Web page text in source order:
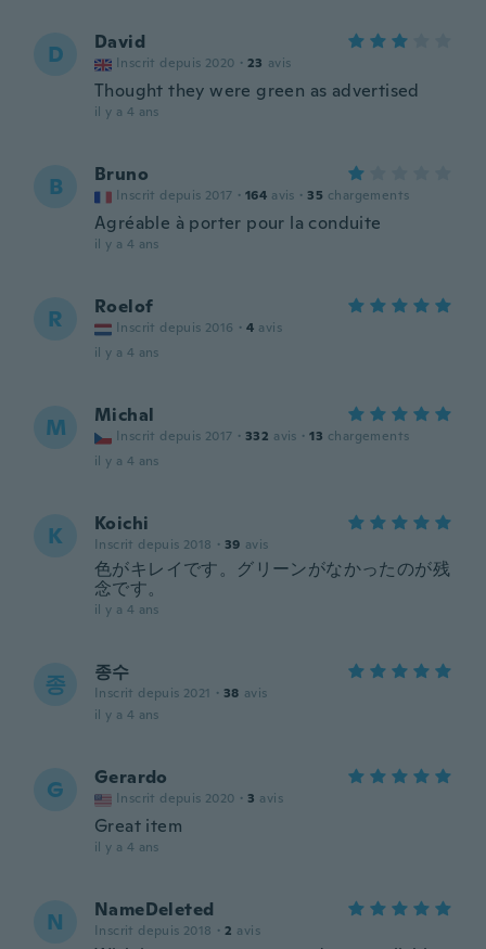
D David
Inscrit depuis 2020 · 23 avis
Thought they were green as advertised
il y a 4 ans
B Bruno
Inscrit depuis 2017 · 164 avis · 35 chargements
Agréable à porter pour la conduite
il y a 4 ans
R Roelof
Inscrit depuis 2016 · 4 avis
il y a 4 ans
M Michal
Inscrit depuis 2017 · 332 avis · 13 chargements
il y a 4 ans
K Koichi
Inscrit depuis 2018 · 39 avis
色がキレイです。グリーンがなかったのが残
念です。
il y a 4 ans
종 종수
Inscrit depuis 2021 · 38 avis
il y a 4 ans
G Gerardo
Inscrit depuis 2020 · 3 avis
Great item
il y a 4 ans
N NameDeleted
Inscrit depuis 2018 · 2 avis